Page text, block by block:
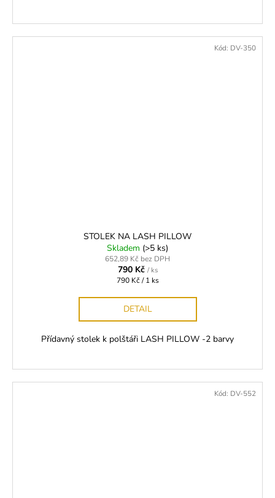
STOLEK NA LASH PILLOW
Skladem (>5 ks)
652,89 Kč bez DPH
790 Kč / ks
Měrná
790 Kč / 1 ks
DETAIL
Přídavný stolek k polštáři LASH PILLOW -2 barvy
Kód: DV-350
Kód: DV-552